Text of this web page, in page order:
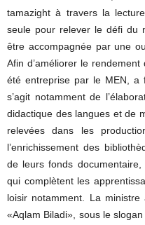
tamazight à travers la
seule pour relever le défi du
être accompagnée par une
Afin d’améliorer le
été entreprise par le MEN, a
s’agit notamment de
didactique des langues et de
relevées dans les
l’enrichissement des
de leurs fonds
qui complètent les
loisir notamment. La
«Aqlam Biladi», sous le